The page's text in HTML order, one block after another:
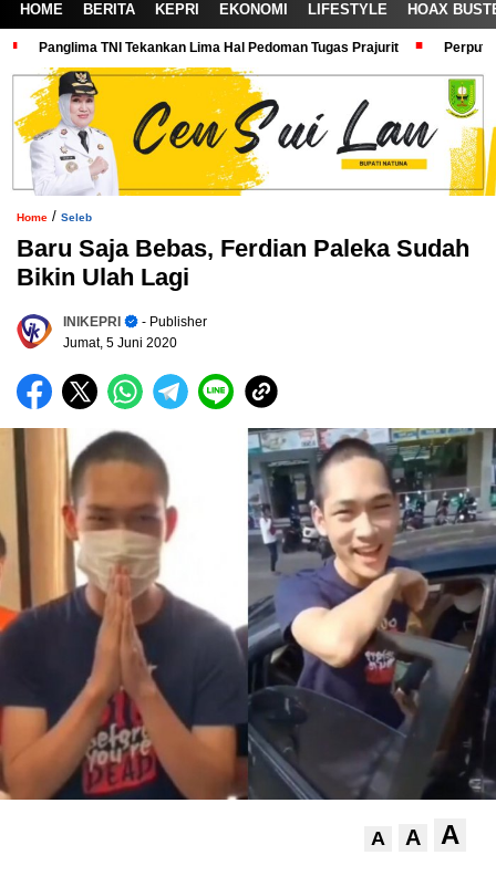
HOME BERITA KEPRI EKONOMI LIFESTYLE HOAX
Panglima TNI Tekankan Lima Hal Pedoman Tugas Prajurit
Home / Seleb
Baru Saja Bebas, Ferdian Paleka Sudah
Bikin Ulah Lagi
INIKEPRI
- Publisher
Jumat, 5 Juni 2020
A A A